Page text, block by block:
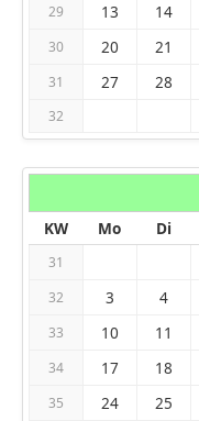
29 13 14
30 20 21
31 27 28
32
KW
Mo Di
31
32 3 4
33 10 11
34 17 18
35 24 25